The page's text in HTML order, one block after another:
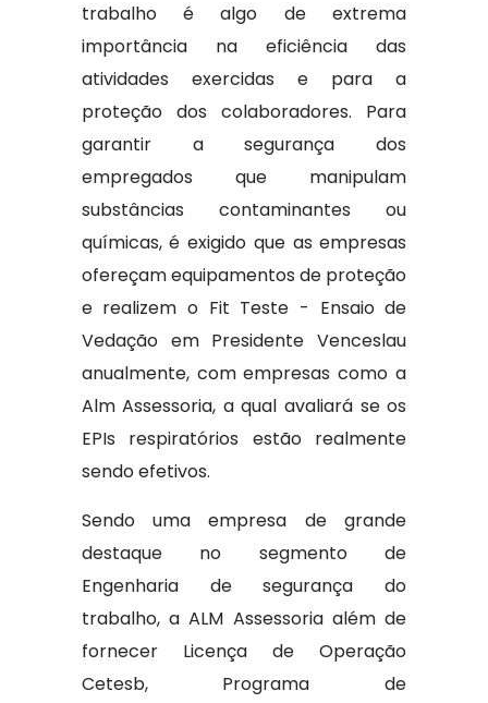
trabalho é algo de extrema
importância na eficiência das
atividades exercidas e para a
proteção dos colaboradores. Para
garantir a segurança dos
empregados que manipulam
substâncias contaminantes ou
químicas, é exigido que as empresas
ofereçam equipamentos de proteção
e realizem o Fit Teste - Ensaio de
Vedação em Presidente Venceslau
anualmente, com empresas como a
Alm Assessoria, a qual avaliará se os
EPIs respiratórios estão realmente
sendo efetivos.
Sendo uma empresa de grande
destaque no segmento de
Engenharia de segurança do
trabalho, a ALM Assessoria além de
fornecer Licença de Operação
Cetesb, Programa de